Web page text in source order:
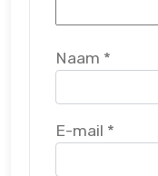
Naam *
E-mail *